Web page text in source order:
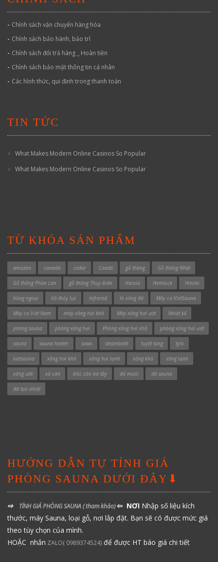
- Chính sách vận chuyển hàng hóa
- Chính sách bảo hành, bảo trì
- Chính sách đổi trả hàng _ Hoàn tiền
- Chính sách bảo mật thông tin cá nhân
- Các hình thức, qui định trong thanh toán
TIN TỨC
What Makes Modern Online Casinos So Popular
What Makes Modern Online Casinos So Popular
TỪ KHÓA SẢN PHẨM
amazon canada cedar Coasts gỗ thông Gỗ thông Nhật
Gỗ thông Phần Lan gỗ thông Thụy Điển Harvia Hemlock Hinoki
hồng ngoại hồ thủy lực Infrared lò xông đá Máy cơ VietSauna
Máy cơ Việt Nam máy xông hơi khô Máy xông hơi ướt Nhiệt kế
phòng sauna phòng xông hơi Phòng xông hơi khô phòng xông hơi ướt
sauna sauna heater sawo steambath tuyết tùng tylo
vietsauna xông hơi khô xông hơi lạnh xông khô xông lạnh
xông ướt xả cặn Độc cần bờ tây đá muối đá sauna
đá tạo nhiệt
HƯỚNG DẪN TỰ TÍNH GIÁ
PHÒNG SAUNA DƯỚI ĐÂY⬇
⇨ TÍNH GIÁ PHÒNG SAUNA( tham khảo)⇦ NƠI Nhập số liệu kích
thước, máy Sauna, loại gỗ, nơi lắp đặt. Bạn sẽ có được mức giá
theo tùy chọn của mình.
HOẶC nhắn ZALO( 0989374524) để được HT báo giá chi tiết